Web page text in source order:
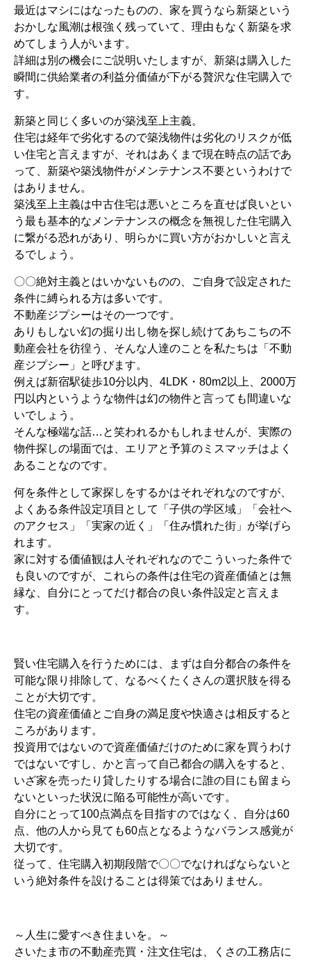
最近はマシにはなったものの、家を買うなら新築という
おかしな風潮は根強く残っていて、理由もなく新築を求
めてしまう人がいます。
詳細は別の機会にご説明いたしますが、新築は購入した
瞬間に供給業者の利益分価値が下がる贅沢な住宅購入で
す。
新築と同じく多いのが築浅至上主義。
住宅は経年で劣化するので築浅物件は劣化のリスクが低
い住宅と言えますが、それはあくまで現在時点の話であ
って、新築や築浅物件がメンテナンス不要というわけで
はありません。
築浅至上主義は中古住宅は悪いところを直せば良いとい
う最も基本的なメンテナンスの概念を無視した住宅購入
に繋がる恐れがあり、明らかに買い方がおかしいと言え
るでしょう。
〇〇絶対主義とはいかないものの、ご自身で設定された
条件に縛られる方は多いです。
不動産ジプシーはその一つです。
ありもしない幻の掘り出し物を探し続けてあちこちの不
動産会社を彷徨う、そんな人達のことを私たちは「不動
産ジプシー」と呼びます。
例えば新宿駅徒歩10分以内、4LDK・80m2以上、2000万
円以内というような物件は幻の物件と言っても間違いな
いでしょう。
そんな極端な話…と笑われるかもしれませんが、実際の
物件探しの場面では、エリアと予算のミスマッチはよく
あることなのです。
何を条件として家探しをするかはそれぞれなのですが、
よくある条件設定項目として「子供の学区域」「会社へ
のアクセス」「実家の近く」「住み慣れた街」が挙げら
れます。
家に対する価値観は人それぞれなのでこういった条件で
も良いのですが、これらの条件は住宅の資産価値とは無
縁な、自分にとってだけ都合の良い条件設定と言えま
す。
賢い住宅購入を行うためには、まずは自分都合の条件を
可能な限り排除して、なるべくたくさんの選択肢を得る
ことが大切です。
住宅の資産価値とご自身の満足度や快適さは相反すると
ころがあります。
投資用ではないので資産価値だけのために家を買うわけ
ではないですし、かと言って自己都合の購入をすると、
いざ家を売ったり貸したりする場合に誰の目にも留まら
ないといった状況に陥る可能性が高いです。
自分にとって100点満点を目指すのではなく、自分は60
点、他の人から見ても60点となるようなバランス感覚が
大切です。
従って、住宅購入初期段階で〇〇でなければならないと
いう絶対条件を設けることは得策ではありません。
～人生に愛すべき住まいを。～
さいたま市の不動産売買・注文住宅は、くさの工務店に